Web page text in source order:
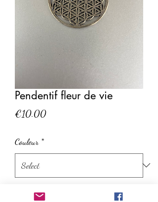
Pendentif fleur de vie
€10.00Price
Couleur *
Quantity